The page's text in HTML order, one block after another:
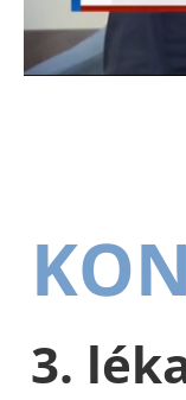
3.